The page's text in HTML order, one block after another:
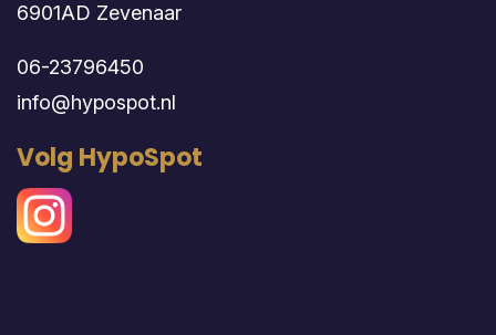
6901AD Zevenaar
06-23796450
info@hypospot.nl
Volg HypoSpot